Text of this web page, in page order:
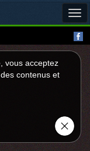
vous acceptez
contenus et